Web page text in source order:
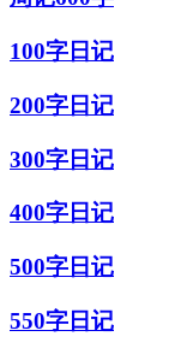
100字日记
200字日记
300字日记
400字日记
500字日记
550字日记